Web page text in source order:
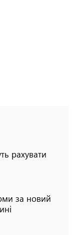
рахувати
за новий